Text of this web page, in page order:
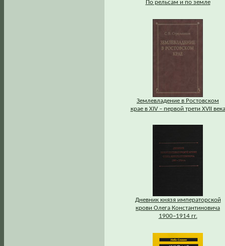
По рельсам и по земле
Землевладение в Ростовском
крае в XIV – первой трети XVII века
Дневник князя императорской
крови Олега Константиновича
1900–1914 гг.